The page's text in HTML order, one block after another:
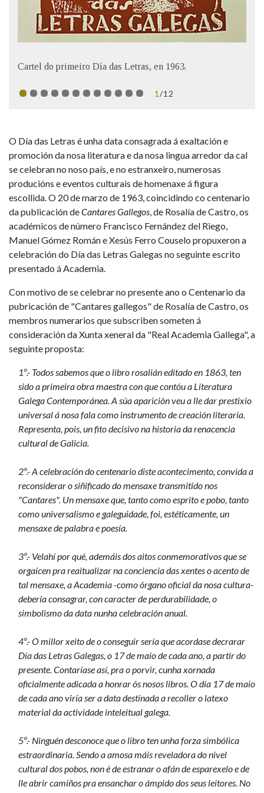
IDENTIDADE CORPORATIVA
MARCIAL DEL ADALID
FIGURAS HOMENAXEADAS
HISTORIA
PRIMAVERA DAS LETRAS
PORTAL DAS PALABRAS
FacebookTwitterYoutubeInstagram
Bluesky
Cartel do primeiro Día das Letras, en 1963.
1 /12
O Día das Letras é unha data consagrada á exaltación e
promoción da nosa literatura e da nosa lingua arredor da cal
se celebran no noso país, e no estranxeiro, numerosas
producións e eventos culturais de homenaxe á figura
escollida. O 20 de marzo de 1963, coincidindo co centenario
da publicación deCantares Gallegos, de Rosalía de Castro, os
académicos de número Francisco Fernández del Riego,
Manuel Gómez Román e Xesús Ferro Couselo propuxeron a
celebración do Día das Letras Galegas no seguinte escrito
presentado á Academia.
Con motivo de se celebrar no presente ano o Centenario da
pubricación de "Cantares gallegos" de Rosalía de Castro, os
membros numerarios que subscriben someten á
consideración da Xunta xeneral da "Real Academia Gallega", a
seguinte proposta:
1º.- Todos sabemos que o libro rosalián editado en 1863, ten
sido a primeira obra maestra con que contóu a Literatura
Galega Contemporánea. A súa aparición veu a lle dar prestixio
universal á nosa fala como instrumento de creación literaria.
Representa, pois, un fito decisivo na historia da renacencia
cultural de Galicia.
2º.- A celebración do centenario diste acontecimento, convida a
reconsiderar o siñificado do mensaxe transmitido nos
"Cantares". Un mensaxe que, tanto como esprito e pobo, tanto
como universalismo e galeguidade, foi, estéticamente, un
mensaxe de palabra e poesía.
3º.- Velahí por qué, ademáis dos aitos conmemorativos que se
orgaícen pra reaitualizar na conciencia das xentes o acento de
tal mensaxe, a Academia -como órgano oficial da nosa cultura-
debería consagrar, con caracter de perdurabilidade, o
simbolismo da data nunha celebración anual.
4º.- O millor xeito de o conseguir sería que acordase decrarar
Día das Letras Galegas, o 17 de maio de cada ano, a partir do
presente. Contaríase así, pra o porvir, cunha xornada
oficialmente adicada a honrar ós nosos libros. O día 17 de maio
de cada ano viría ser a data destinada a recoller o latexo
material da actividade inteleitual galega.
5º.- Ninguén desconoce que o libro ten unha forza simbólica
estraordinaria. Sendo a amosa máis reveladora do nivel
cultural dos pobos, non é de estranar o afán de esparexelo e de
lle abrir camiños pra ensanchar o ámpido dos seus leitores. No